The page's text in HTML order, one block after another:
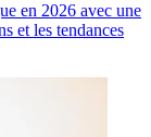
en 2026 avec une
et les tendances